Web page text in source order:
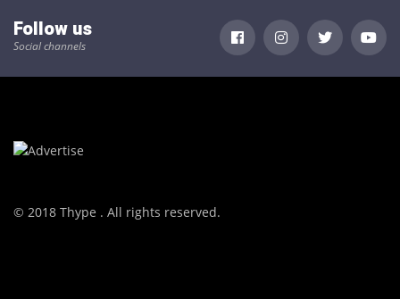
Follow us
Social channels
© 2018 Thype . All rights reserved.